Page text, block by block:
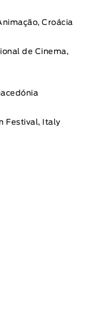
Croácia
de Cinema,
Festival, Italy